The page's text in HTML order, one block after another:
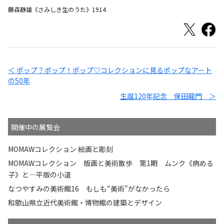
藤森静雄《さみしき生のうた》1914
＜ ポップ？ポップ！ポップ♡コレクションに見るポップなアート
の50年
生誕120年記念 保田龍門 ＞
開催中の展覧会
MOMAWコレクション 絵画と彫刻
MOMAWコレクション 版画と美術散歩 第1期 ムンク《病める
子》と—平版の小道
なつやすみの美術館16 もしも“美術”がなかったら
和歌山県立近代美術館・博物館の建築とデザイン